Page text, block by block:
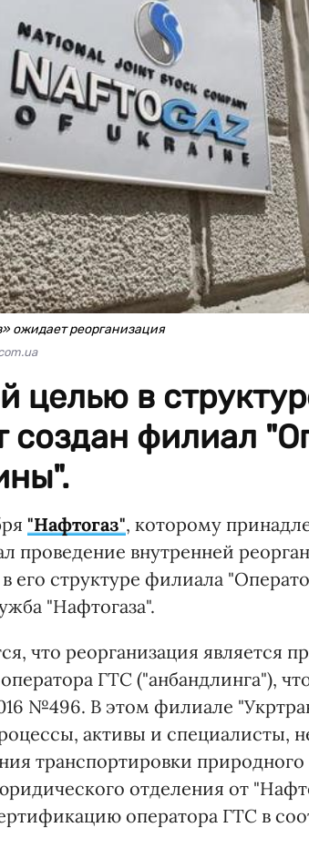
ожидает реорганизация
целью в
создан филиал
"Нафтогаз", которому
проведение внутренней
его структуре филиала
"Нафтогаза".
что реорганизация является
ГТС ("анбандлинга"),
№496. В этом филиале
активы и специалисты,
транспортировки
отделения от
оператора ГТС в